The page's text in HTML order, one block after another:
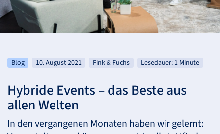
Blog 10. August 2021 Fink & Fuchs Lesedauer: 1 Minute
Hybride Events – das Beste aus
allen Welten
In den vergangenen Monaten haben wir gelernt: